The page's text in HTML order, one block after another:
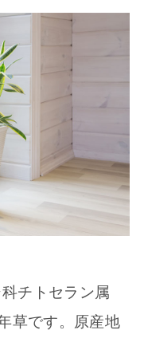
チトセラン属
草です。原産地